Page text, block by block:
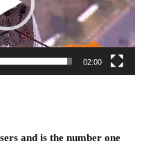
02:00
and is the number one